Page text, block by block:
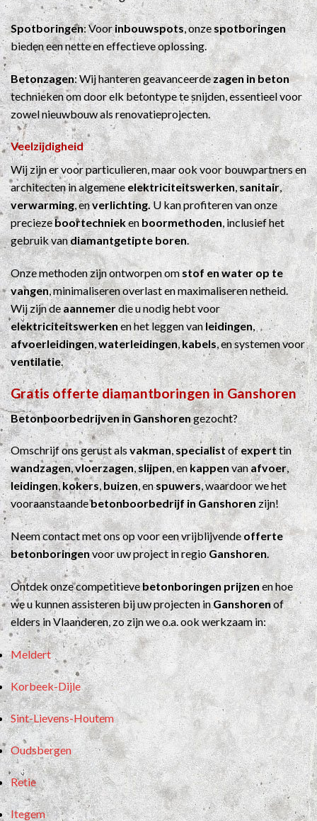
Spotboringen: Voorinbouwspots, onzespotboringen
bieden een nette en effectieve oplossing.
Betonzagen: Wij hanteren geavanceerde zagen in beton
technieken om door elk betontype te snijden, essentieel voor
zowel nieuwbouw als renovatieprojecten.
Veelzijdigheid
Wij zijn er voor particulieren, maar ook voor bouwpartners en
architecten in algemeneelektriciteitswerken,sanitair,
verwarming, enverlichting.U kan profiteren van onze
preciezeboortechniekenboormethoden, inclusief het
gebruik vandiamantgetipte boren.
Onze methoden zijn ontworpen omstof en water op te
vangen, minimaliseren overlast en maximaliseren netheid.
Wij zijn deaannemerdie u nodig hebt voor
elektriciteitswerkenen het leggen vanleidingen,
afvoerleidingen,waterleidingen,kabels, en systemen voor
ventilatie.
Gratis offerte diamantboringen in Ganshoren
Betonboorbedrijven in Ganshorengezocht?
Omschrijf ons gerust alsvakman,specialistofexperttin
wandzagen,vloerzagen,slijpen, enkappenvanafvoer,
leidingen,kokers,buizen, enspuwers, waardoor we het
vooraanstaandebetonboorbedrijf in Ganshorenzijn!
Neem contact met ons op voor een vrijblijvendeofferte
betonboringenvoor uw project in regio Ganshoren.
Ontdek onze competitievebetonboringen prijzenen hoe
we u kunnen assisteren bij uw projecten inGanshorenof
elders in Vlaanderen, zo zijn we o.a. ook werkzaam in:
Meldert
Korbeek-Dijle
Sint-Lievens-Houtem
Oudsbergen
Retie
Itegem